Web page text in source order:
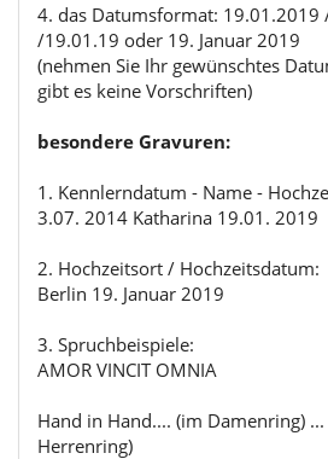
4. das Datumsformat: 19.01.2019
/19.01.19 oder 19. Januar 2019
(nehmen Sie Ihr gewünschtes
gibt es keine Vorschriften)
besondere Gravuren:
1. Kennlerndatum - Name -
3.07. 2014 Katharina 19.01. 2019
2. Hochzeitsort / Hochzeitsdatum:
Berlin 19. Januar 2019
3. Spruchbeispiele:
AMOR VINCIT OMNIA
Hand in Hand.... (im Damenring)
Herrenring)